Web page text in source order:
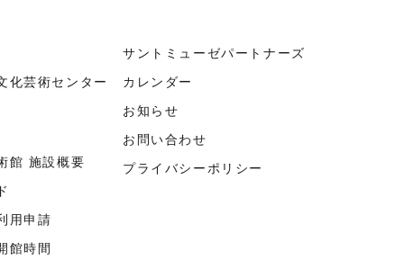
化芸術センター
館 施設概要
用申請
館時間
サントミューゼパートナーズ
カレンダー
お知らせ
お問い合わせ
プライバシーポリシー